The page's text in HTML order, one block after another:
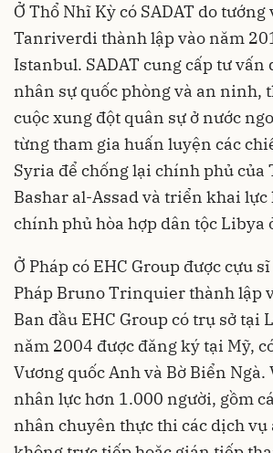
Ở Thổ Nhĩ Kỳ có SADAT do
Tanriverdi thành lập vào năm
Istanbul. SADAT cung cấp tư vấn
nhân sự quốc phòng và an ninh,
cuộc xung đột quân sự ở nước
từng tham gia huấn luyện các
Syria để chống lại chính phủ của
Bashar al-Assad và triển khai lực
chính phủ hòa hợp dân tộc Libya
Ở Pháp có EHC Group được cựu
Pháp Bruno Trinquier thành lập
Ban đầu EHC Group có trụ sở tại
năm 2004 được đăng ký tại Mỹ,
Vương quốc Anh và Bờ Biển Ngà.
nhân lực hơn 1.000 người, gồm
nhân chuyên thực thi các dịch